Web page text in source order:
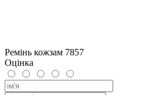
Ремінь кожзам 7857
Оцінка